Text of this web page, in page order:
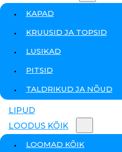
KAPAD
KRUUSID JA TOPSID
LUSIKAD
PITSID
TALDRIKUD JA NÕUD
LIPUD
LOODUS KÕIK
LOOMAD KÕIK